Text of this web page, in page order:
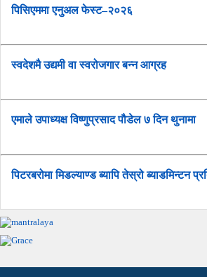
पिसिएममा एनुअल फेस्ट–२०२६
स्वदेशमै उद्यमी वा स्वरोजगार बन्न आग्रह
एमाले उपाध्यक्ष विष्णुप्रसाद पौडेल ७ दिन थुनामा
पिटरबरोमा मिडल्याण्ड ब्यापि तेस्रो ब्याडमिन्टन